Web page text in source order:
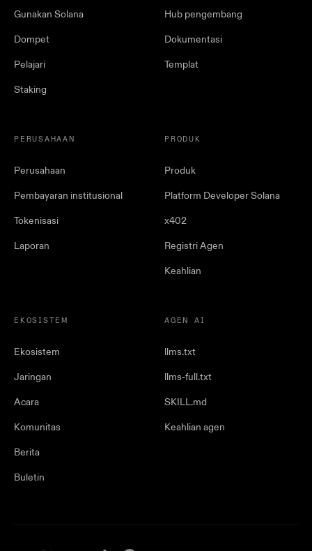
Gunakan Solana
Dompet
Pelajari
Staking
Hub pengembang
Dokumentasi
Templat
PERUSAHAAN
Perusahaan
Pembayaran institusional
Tokenisasi
Laporan
PRODUK
Produk
Platform Developer Solana
x402
Registri Agen
Keahlian
EKOSISTEM
Ekosistem
Jaringan
Acara
Komunitas
Berita
Buletin
AGEN AI
llms.txt
llms-full.txt
SKILL.md
Keahlian agen